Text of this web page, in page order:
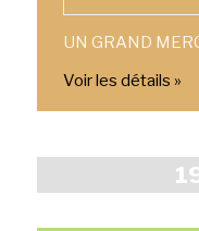
UN GRAND
Voir les détails »